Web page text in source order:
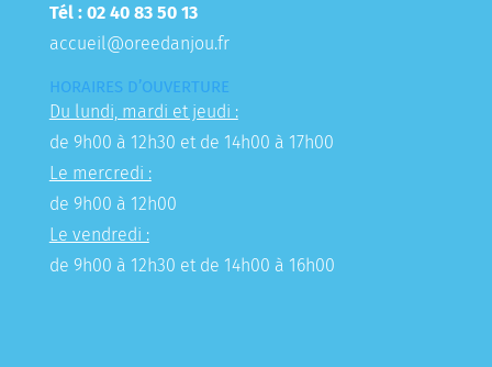
Tél : 02 40 83 50 13
accueil@oreedanjou.fr
HORAIRES D’OUVERTURE
Du lundi, mardi et jeudi :
de 9h00 à 12h30 et de 14h00 à 17h00
Le mercredi :
de 9h00 à 12h00
Le vendredi :
de 9h00 à 12h30 et de 14h00 à 16h00